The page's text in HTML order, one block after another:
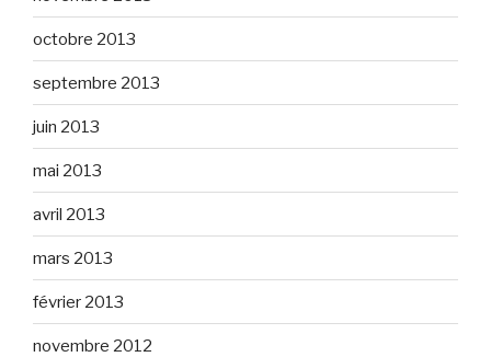
octobre 2013
septembre 2013
juin 2013
mai 2013
avril 2013
mars 2013
février 2013
novembre 2012